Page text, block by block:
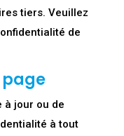
tiers. Veuillez
de
page
à jour ou de
à tout